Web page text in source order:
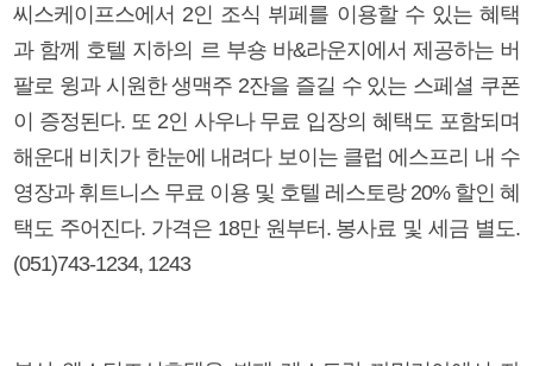
씨스케이프스에서 2인 조식 뷔페를 이용할 수 있는 혜택
과 함께 호텔 지하의 르 부숑 바&라운지에서 제공하는 버
팔로 윙과 시원한 생맥주 2잔을 즐길 수 있는 스페셜 쿠폰
이 증정된다. 또 2인 사우나 무료 입장의 혜택도 포함되며
해운대 비치가 한눈에 내려다 보이는 클럽 에스프리 내 수
영장과 휘트니스 무료 이용 및 호텔 레스토랑 20% 할인 혜
택도 주어진다. 가격은 18만 원부터. 봉사료 및 세금 별도.
(051)743-1234, 1243